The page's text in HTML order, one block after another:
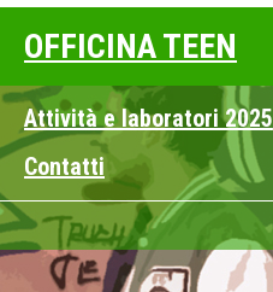
OFFICINA TEEN
Attività e laboratori 2025
Contatti